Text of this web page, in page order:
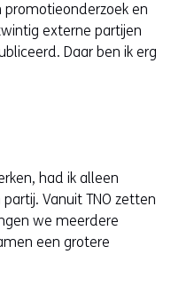
promotieonderzoek en
externe partijen
Daar ben ik erg
had ik alleen
Vanuit TNO zetten
we meerdere
een grotere